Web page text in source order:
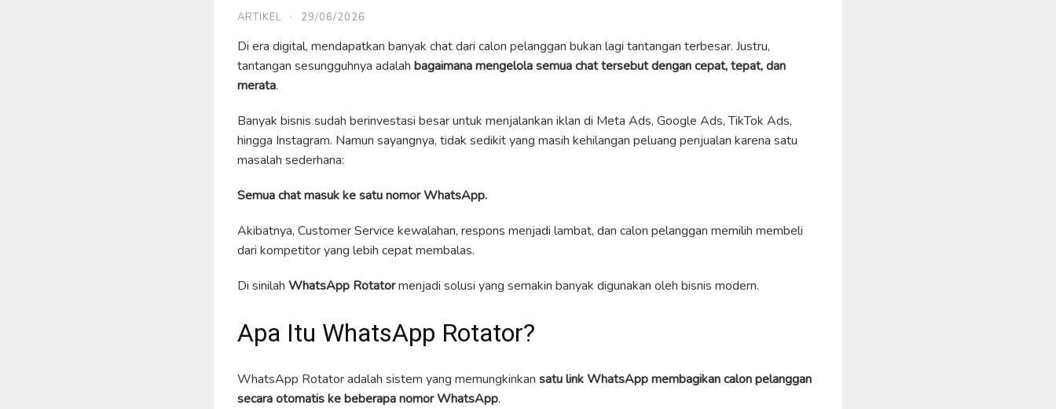
ARTIKEL · 29/06/2026
Di era digital, mendapatkan banyak chat dari calon pelanggan bukan lagi tantangan terbesar. Justru,
tantangan sesungguhnya adalah bagaimana mengelola semua chat tersebut dengan cepat, tepat, dan
merata.
Banyak bisnis sudah berinvestasi besar untuk menjalankan iklan di Meta Ads, Google Ads, TikTok Ads,
hingga Instagram. Namun sayangnya, tidak sedikit yang masih kehilangan peluang penjualan karena satu
masalah sederhana:
Semua chat masuk ke satu nomor WhatsApp.
Akibatnya, Customer Service kewalahan, respons menjadi lambat, dan calon pelanggan memilih membeli
dari kompetitor yang lebih cepat membalas.
Di sinilah WhatsApp Rotatormenjadi solusi yang semakin banyak digunakan oleh bisnis modern.
Apa Itu WhatsApp Rotator?
WhatsApp Rotator adalah sistem yang memungkinkan satu link WhatsApp membagikan calon pelanggan
secara otomatis ke beberapa nomor WhatsApp.